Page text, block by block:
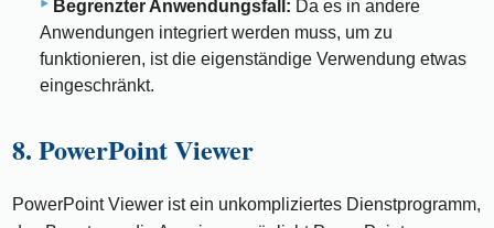
Begrenzter Anwendungsfall: Da es in andere
Anwendungen integriert werden muss, um zu
funktionieren, ist die eigenständige Verwendung etwas
eingeschränkt.
8. PowerPoint Viewer
PowerPoint Viewer ist ein unkompliziertes Dienstprogramm,